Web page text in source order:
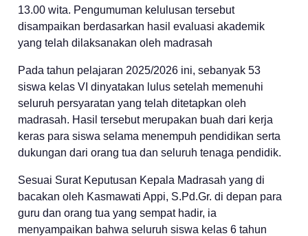
13.00 wita. Pengumuman kelulusan tersebut
disampaikan berdasarkan hasil evaluasi akademik
yang telah dilaksanakan oleh madrasah
Pada tahun pelajaran 2025/2026 ini, sebanyak 53
siswa kelas VI dinyatakan lulus setelah memenuhi
seluruh persyaratan yang telah ditetapkan oleh
madrasah. Hasil tersebut merupakan buah dari kerja
keras para siswa selama menempuh pendidikan serta
dukungan dari orang tua dan seluruh tenaga pendidik.
Sesuai Surat Keputusan Kepala Madrasah yang di
bacakan oleh Kasmawati Appi, S.Pd.Gr. di depan para
guru dan orang tua yang sempat hadir, ia
menyampaikan bahwa seluruh siswa kelas 6 tahun